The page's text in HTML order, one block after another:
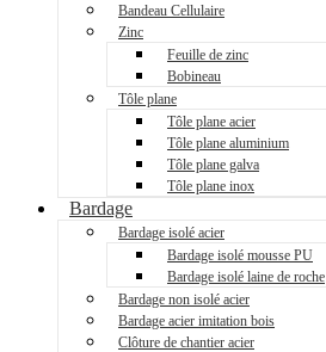
Bandeau Cellulaire
Zinc
Feuille de zinc
Bobineau
Tôle plane
Tôle plane acier
Tôle plane aluminium
Tôle plane galva
Tôle plane inox
Bardage
Bardage isolé acier
Bardage isolé mousse PU
Bardage isolé laine de roche
Bardage non isolé acier
Bardage acier imitation bois
Clôture de chantier acier